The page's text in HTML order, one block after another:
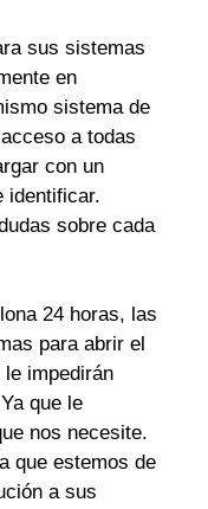
sus sistemas
en
sistema de
a todas
con un
identificar.
sobre cada
24 horas, las
para abrir el
impedirán
que le
nos necesite.
que estemos de
a sus